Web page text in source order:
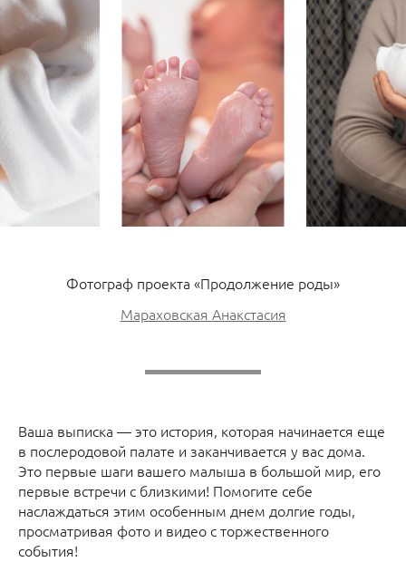
Фотограф проекта «Продолжение роды»
Мараховская Анакстасия
Ваша выписка — это история, которая начинается еще
в послеродовой палате и заканчивается у вас дома.
Это первые шаги вашего малыша в большой мир, его
первые встречи с близкими! Помогите себе
наслаждаться этим особенным днем долгие годы,
просматривая фото и видео с торжественного
события!